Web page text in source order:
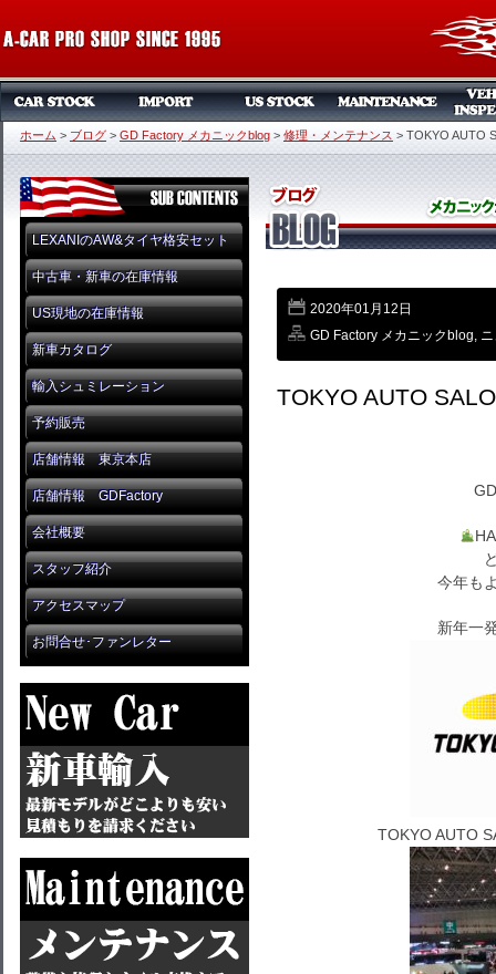
ホーム > ブログ > GD Factory メカニックblog > 修理・メンテナンス > TOKYO AUTO
LEXANIのAW&タイヤ格安セット
中古車・新車の在庫情報
US現地の在庫情報
新車カタログ
輸入シュミレーション
予約販売
店舗情報 東京本店
店舗情報 GDFactory
会社概要
スタッフ紹介
アクセスマップ
お問合せ･ファンレター
2020年01月12日
GD Factory メカニックblog,
TOKYO AUTO
今年も
新年一
TOKYO AUTO